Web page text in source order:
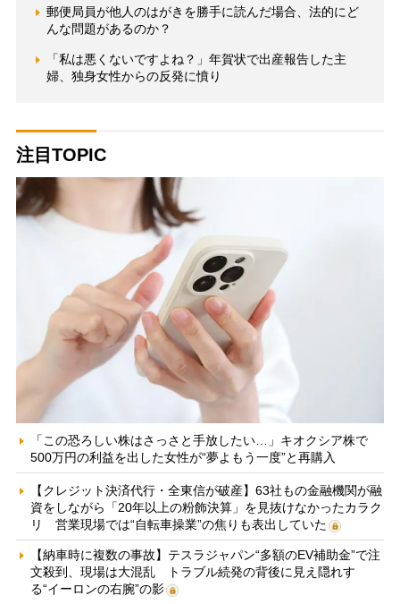
郵便局員が他人のはがきを勝手に読んだ場合、法的にど
んな問題があるのか？
「私は悪くないですよね？」年賀状で出産報告した主
婦、独身女性からの反発に憤り
注目TOPIC
「この恐ろしい株はさっさと手放したい…」キオクシア株で
500万円の利益を出した女性が“夢よもう一度”と再購入
【クレジット決済代行・全東信が破産】63社もの金融機関が融
資をしながら「20年以上の粉飾決算」を見抜けなかったカラク
リ 営業現場では“自転車操業”の焦りも表出していた
【納車時に複数の事故】テスラジャパン“多額のEV補助金”で注
文殺到、現場は大混乱 トラブル続発の背後に見え隠れす
る“イーロンの右腕”の影